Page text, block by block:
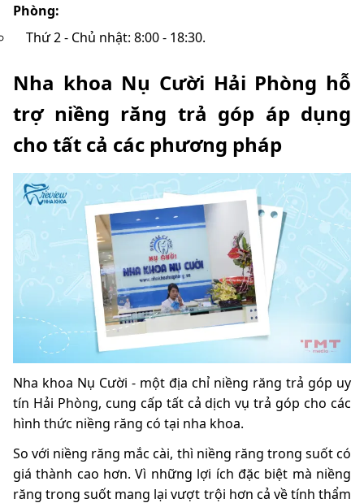
Phòng:
Thứ 2 - Chủ nhật: 8:00 - 18:30.
Nha khoa Nụ Cười Hải Phòng hỗ
trợ niềng răng trả góp áp dụng
cho tất cả các phương pháp
Nha khoa Nụ Cười - một địa chỉ niềng răng trả góp uy
tín Hải Phòng, cung cấp tất cả dịch vụ trả góp cho các
hình thức niềng răng có tại nha khoa.
So với niềng răng mắc cài, thì niềng răng trong suốt có
giá thành cao hơn. Vì những lợi ích đặc biệt mà niềng
răng trong suốt mang lại vượt trội hơn cả về tính thẩm